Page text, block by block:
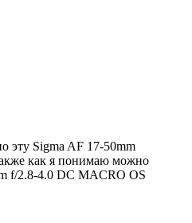
эту Sigma AF 17-50mm
как я понимаю можно
f/2.8-4.0 DC MACRO OS